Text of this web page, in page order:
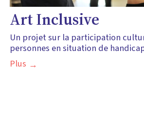
Art Inclusive
Un projet sur la participation
personnes en situation de
Plus